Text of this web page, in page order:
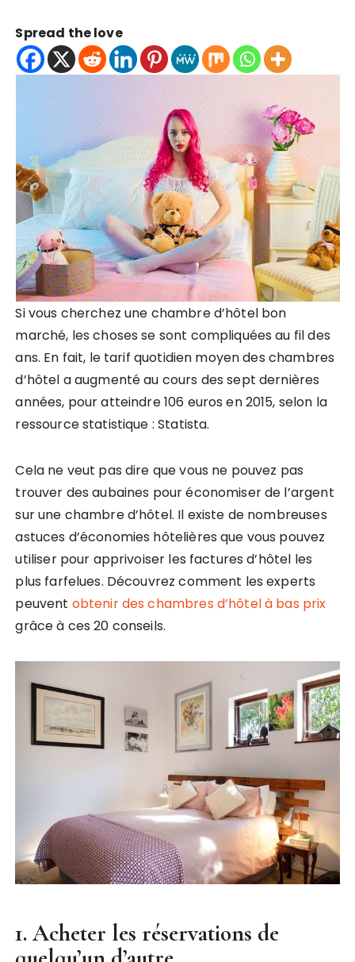
Spread the love
Si vous cherchez une chambre d’hôtel bon
marché, les choses se sont compliquées au fil des
ans. En fait, le tarif quotidien moyen des chambres
d’hôtel a augmenté au cours des sept dernières
années, pour atteindre 106 euros en 2015, selon la
ressource statistique : Statista.
Cela ne veut pas dire que vous ne pouvez pas
trouver des aubaines pour économiser de l’argent
sur une chambre d’hôtel. Il existe de nombreuses
astuces d’économies hôtelières que vous pouvez
utiliser pour apprivoiser les factures d’hôtel les
plus farfelues. Découvrez comment les experts
peuvent obtenir des chambres d’hôtel à bas prix
grâce à ces 20 conseils.
1. Acheter les réservations de